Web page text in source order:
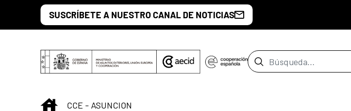
Saltar al contenido principal
SUSCRÍBETE A NUESTRO CANAL DE NOTICIAS
Barra de búsqueda
INICIO
CCE - ASUNCION